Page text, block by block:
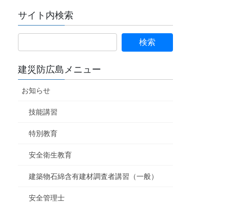
サイト内検索
建災防広島メニュー
お知らせ
技能講習
特別教育
安全衛生教育
建築物石綿含有建材調査者講習（一般）
安全管理士